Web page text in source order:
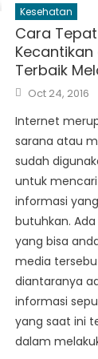
Kesehatan
Cara
Terbaik
Posted
on
Oct 24, 2016
Internet
sarana atau
sudah
untuk
informasi
butuhkan.
yang bisa
media
diantaranya
informasi
yang saat ini
dalam